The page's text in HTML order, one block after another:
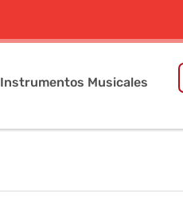
Instrumentos Musicales